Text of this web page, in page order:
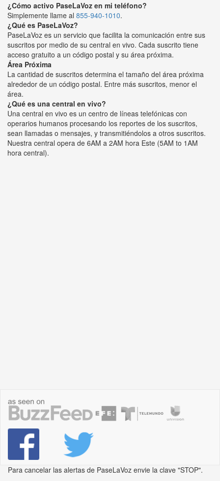
¿Cómo activo PaseLaVoz en mi teléfono?
Simplemente llame al 855-940-1010.
¿Qué es PaseLaVoz?
PaseLaVoz es un servicio que facilita la comunicación entre sus
suscritos por medio de su central en vivo. Cada suscrito tiene
acceso gratuito a un código postal y su área próxima.
Área Próxima
La cantidad de suscritos determina el tamaño del área próxima
alrededor de un código postal. Entre más suscritos, menor el
área.
¿Qué es una central en vivo?
Una central en vivo es un centro de líneas telefónicas con
operarios humanos procesando los reportes de los suscritos,
sean llamadas o mensajes, y transmitiéndolos a otros suscritos.
Nuestra central opera de 6AM a 2AM hora Este (5AM to 1AM
hora central).
Para cancelar las alertas de PaseLaVoz envie la clave "STOP".